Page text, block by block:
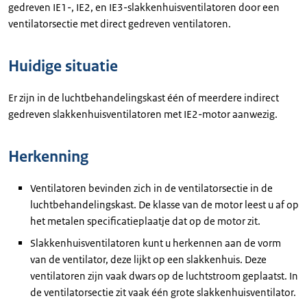
gedreven IE1-, IE2, en IE3-slakkenhuisventilatoren door een
ventilatorsectie met direct gedreven ventilatoren.
Huidige situatie
Er zijn in de luchtbehandelingskast één of meerdere indirect
gedreven slakkenhuisventilatoren met IE2-motor aanwezig.
Herkenning
Ventilatoren bevinden zich in de ventilatorsectie in de
luchtbehandelingskast. De klasse van de motor leest u af op
het metalen specificatieplaatje dat op de motor zit.
Slakkenhuisventilatoren kunt u herkennen aan de vorm
van de ventilator, deze lijkt op een slakkenhuis. Deze
ventilatoren zijn vaak dwars op de luchtstroom geplaatst. In
de ventilatorsectie zit vaak één grote slakkenhuisventilator.